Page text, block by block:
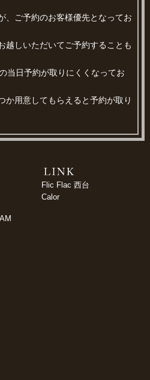
、ご予約のお客様優先となってお
越しいただいてご予約することも
日予約が取りにくくなってお
か用意してもらえると予約が取り
Flic Flac 西台
Calor